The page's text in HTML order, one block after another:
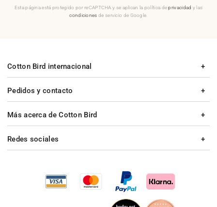
Esta página está protegido por reCAPTCHA y se aplican la política deprivacidad y las
condiciones de servicio de Google.
Pedidos y contacto
Más acerca de Cotton Bird
Cotton Bird internacional
Redes sociales